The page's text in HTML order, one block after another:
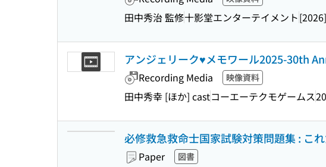
田中秀治 監修十影堂エンターテイメント[2026]
アンジェリーク♥メモワール2025-30th
Recording Media 映像資料
田中秀幸 [ほか] castコーエーテクモゲームス
必修救急救命士国家試験対策問題集 : こ
Paper 図書